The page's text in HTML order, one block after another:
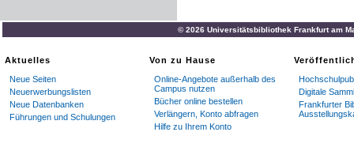
© 2026 Universitätsbibliothek Frankfurt am
Aktuelles
Neue Seiten
Neuerwerbungslisten
Neue Datenbanken
Führungen und Schulungen
Von zu Hause
Online-Angebote außerhalb des
Campus nutzen
Bücher online bestellen
Verlängern, Konto abfragen
Hilfe zu Ihrem Konto
Digitale
Frankfurter